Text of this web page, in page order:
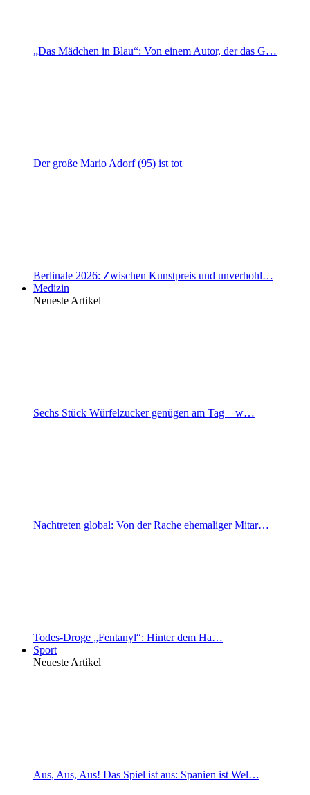
„Das Mädchen in Blau“: Von einem Autor, der das G…
Der große Mario Adorf (95) ist tot
Berlinale 2026: Zwischen Kunstpreis und unverhohl…
Medizin
Neueste Artikel
Sechs Stück Würfelzucker genügen am Tag – w…
Nachtreten global: Von der Rache ehemaliger Mitar…
Todes-Droge „Fentanyl“: Hinter dem Ha…
Sport
Neueste Artikel
Aus, Aus, Aus! Das Spiel ist aus: Spanien ist Wel…